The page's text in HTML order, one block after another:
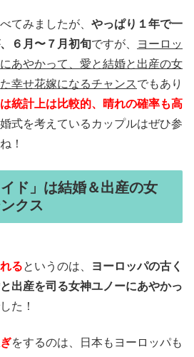
てみましたが、 やっぱり１年で一
６月〜７月初旬ですが、
ヨーロッ
あやかって、愛と結婚と出産の女
幸せ花嫁になるチャンスでもあり
統計上は比較的、晴れの確率も高
式を考えているカップルはぜひ参
！
イド」は結婚＆出産の女
クス
るというのは、
ヨーロッパの古く
出産を司る女神ユノーにあやかっ
た！
をするのは、日本もヨーロッパも